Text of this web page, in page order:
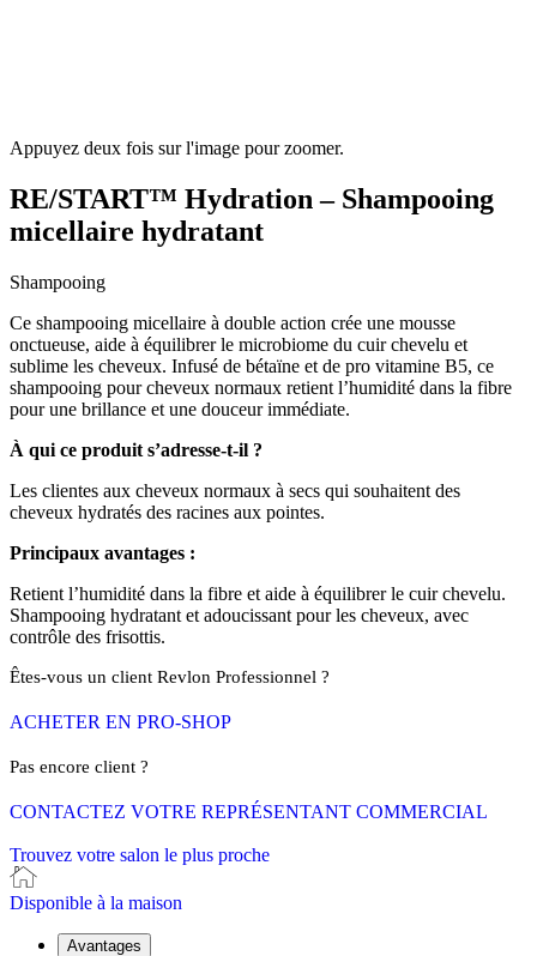
Appuyez deux fois sur l'image pour zoomer.
RE/START™ Hydration – Shampooing
micellaire hydratant
Shampooing
Ce shampooing micellaire à double action crée une mousse
onctueuse, aide à équilibrer le microbiome du cuir chevelu et
sublime les cheveux. Infusé de bétaïne et de pro vitamine B5, ce
shampooing pour cheveux normaux retient l’humidité dans la fibre
pour une brillance et une douceur immédiate.
À qui ce produit s’adresse-t-il ?
Les clientes aux cheveux normaux à secs qui souhaitent des
cheveux hydratés des racines aux pointes.
Principaux avantages :
Retient l’humidité dans la fibre et aide à équilibrer le cuir chevelu.
Shampooing hydratant et adoucissant pour les cheveux, avec
contrôle des frisottis.
Êtes-vous un client Revlon Professionnel ?
ACHETER EN PRO-SHOP
Pas encore client ?
CONTACTEZ VOTRE REPRÉSENTANT COMMERCIAL
Trouvez votre salon le plus proche
Disponible à la maison
Avantages